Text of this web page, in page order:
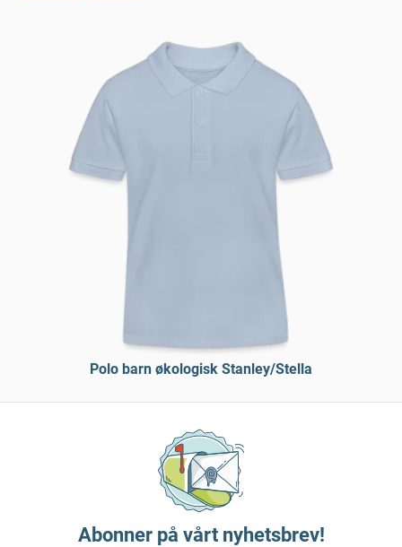
Polo barn økologisk Stanley/Stella
Abonner på vårt nyhetsbrev!